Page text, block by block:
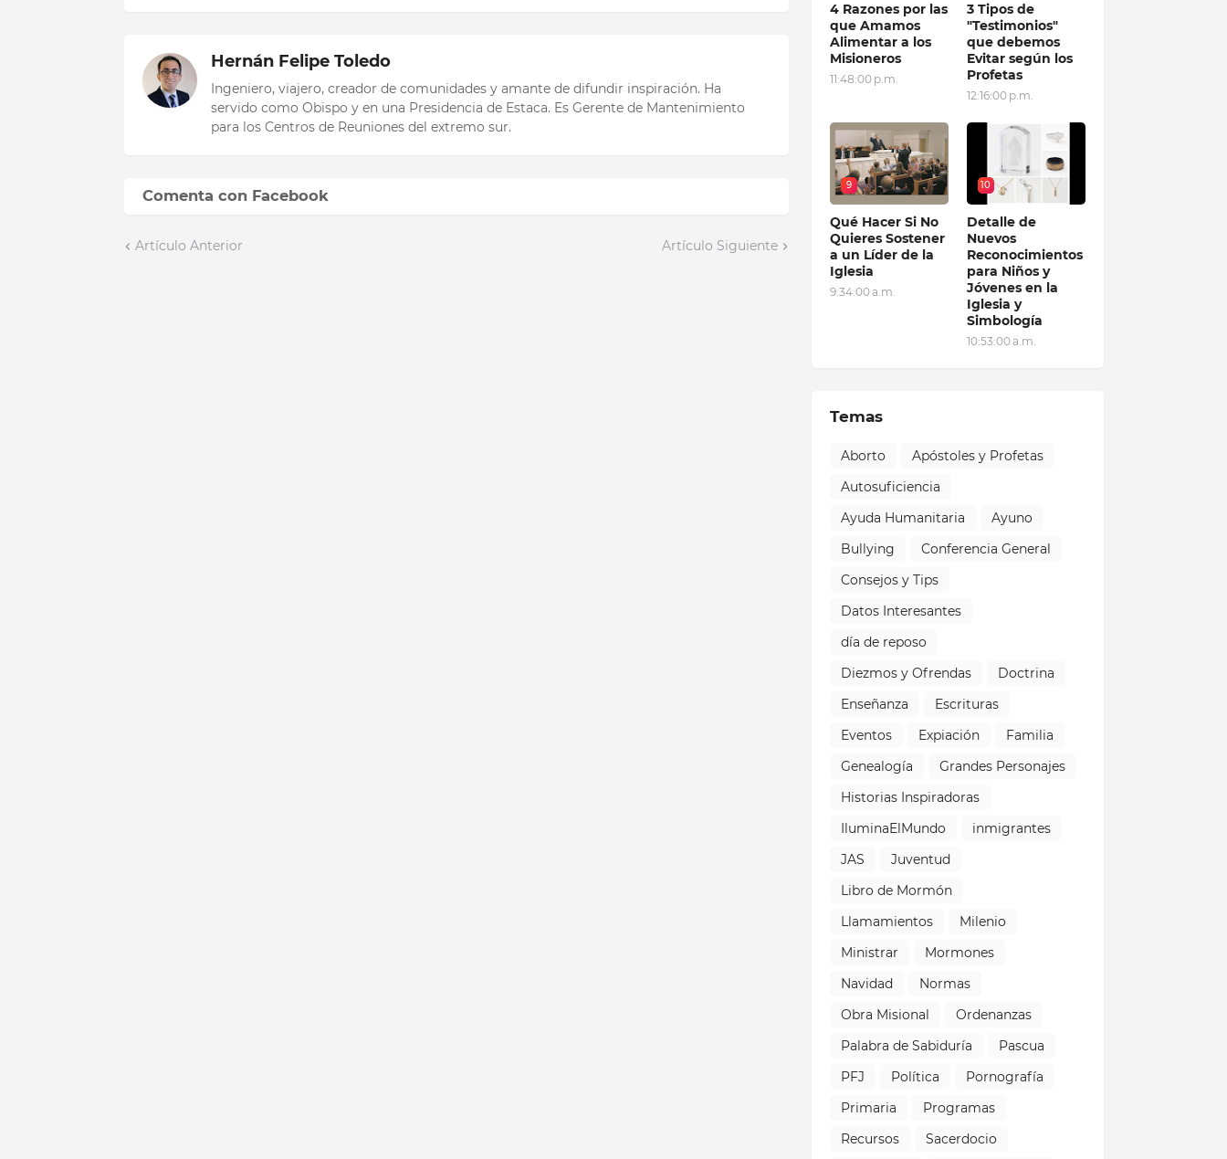
Hernán Felipe Toledo
Ingeniero, viajero, creador de comunidades y amante de difundir inspiración. Ha
servido como Obispo y en una Presidencia de Estaca. Es Gerente de Mantenimiento
para los Centros de Reuniones del extremo sur.
Comenta con Facebook
Artículo Anterior Artículo Siguiente
4 Razones por las
que Amamos
Alimentar a los
Misioneros
11:48:00 p.m.
3 Tipos de
"Testimonios"
que debemos
Evitar según los
Profetas
12:16:00 p.m.
9
Qué Hacer Si No
Quieres Sostener
a un Líder de la
Iglesia
9:34:00 a.m.
10
Detalle de
Nuevos
Reconocimientos
para Niños y
Jóvenes en la
Iglesia y
Simbología
10:53:00 a.m.
Temas
Aborto
Apóstoles y Profetas
Autosuficiencia
Ayuda Humanitaria
Ayuno
Bullying
Conferencia General
Consejos y Tips
Datos Interesantes
día de reposo
Diezmos y Ofrendas
Doctrina
Enseñanza
Escrituras
Eventos
Expiación
Familia
Genealogía
Grandes Personajes
Historias Inspiradoras
IluminaElMundo
inmigrantes
JAS
Juventud
Libro de Mormón
Llamamientos
Milenio
Ministrar
Mormones
Navidad
Normas
Obra Misional
Ordenanzas
Palabra de Sabiduría
Pascua
PFJ
Política
Pornografía
Primaria
Programas
Recursos
Sacerdocio